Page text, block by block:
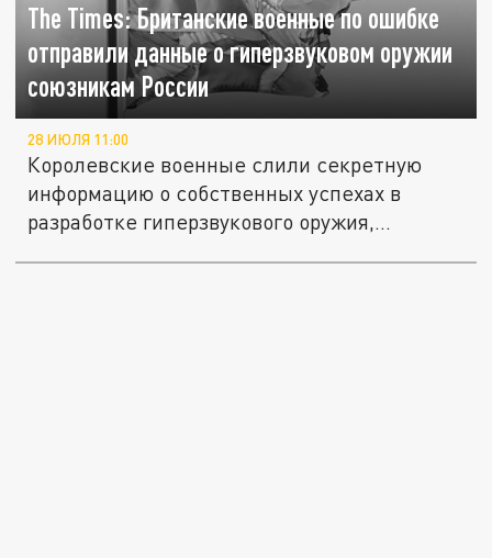
The Times: Британские военные по ошибке
отправили данные о гиперзвуковом оружии
союзникам России
28 ИЮЛЯ 11:00
Королевские военные слили секретную
информацию о собственных успехах в
разработке гиперзвукового оружия,...